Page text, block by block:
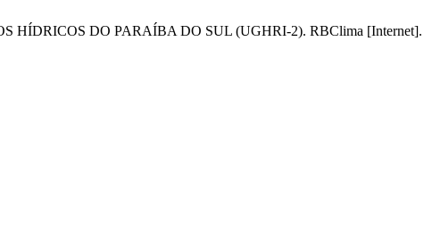
DO PARAÍBA DO SUL (UGHRI-2). RBClima [Internet].